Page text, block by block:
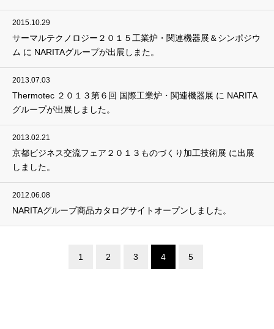
2015.10.29
サーマルテクノロジー２０１５工業炉・関連機器展＆シンポジウ
ム に NARITAグループが出展しまた。
2013.07.03
Thermotec ２０１３第６回 国際工業炉・関連機器展 に NARITA
グループが出展しました。
2013.02.21
京都ビジネス交流フェア２０１３ものづくり加工技術展 に出展
しました。
2012.06.08
NARITAグループ商品カタログサイトオープンしました。
1 2 3 4 5